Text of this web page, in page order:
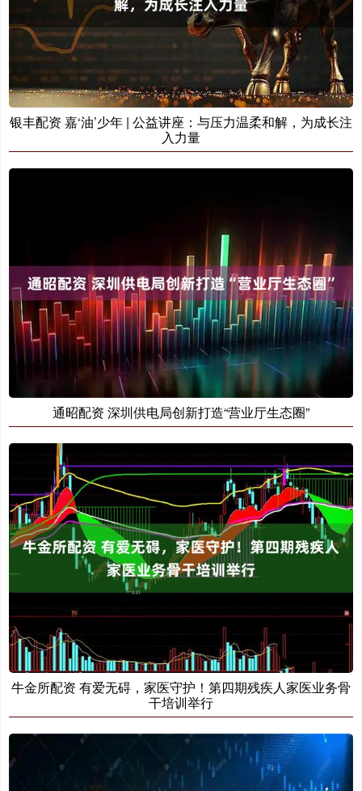
银丰配资 嘉‘油’少年 | 公益讲座：与压力温柔和解，为成长注
入力量
通昭配资 深圳供电局创新打造“营业厅生态圈”
牛金所配资 有爱无碍，家医守护！第四期残疾人家医业务骨
干培训举行